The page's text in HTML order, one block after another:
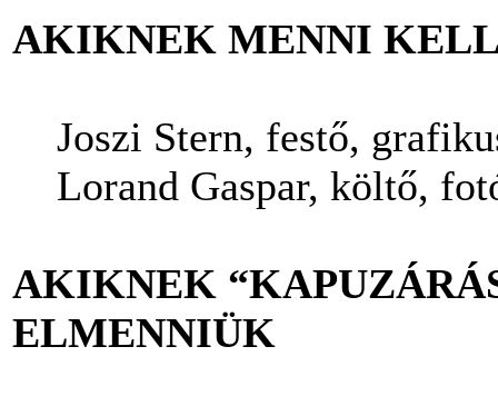
AKIKNEK MENNI
Joszi Stern, festő,
Lorand Gaspar, költő,
AKIKNEK
ELMENNIÜK